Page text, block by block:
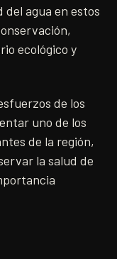
agua en estos
ecológico y
de los
uno de los
de la región,
la salud de